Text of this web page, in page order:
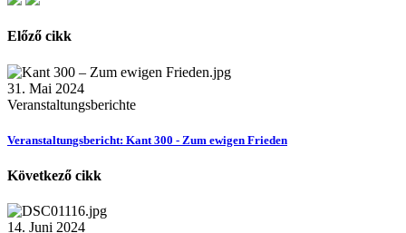
Előző cikk
31. Mai 2024
Veranstaltungsberichte
Veranstaltungsbericht: Kant 300 - Zum ewigen Frieden
Következő cikk
14. Juni 2024